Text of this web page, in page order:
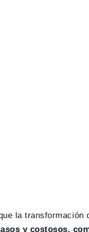
la
y costosos,